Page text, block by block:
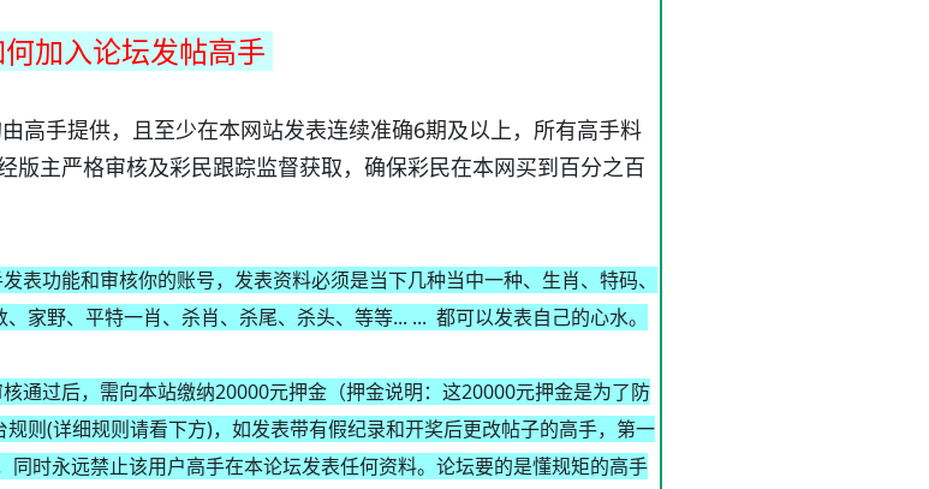
加入论坛发帖高手
高手提供，且至少在本网站发表连续准确6期及以上，所有高手料
版主严格审核及彩民跟踪监督获取，确保彩民在本网买到百分之百
表功能和审核你的账号，发表资料必须是当下几种当中一种、生肖、特码、
家野、平特一肖、杀肖、杀尾、杀头、等等... ... 都可以发表自己的心水。
通过后，需向本站缴纳20000元押金（押金说明：这20000元押金是为了防
则(详细规则请看下方)，如发表带有假纪录和开奖后更改帖子的高手，第一
时永远禁止该用户高手在本论坛发表任何资料。论坛要的是懂规矩的高手